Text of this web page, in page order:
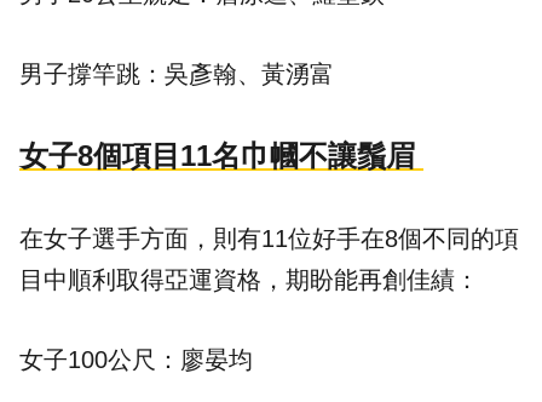
男子撐竿跳：吳彥翰、黃湧富
女子8個項目11名巾幗不讓鬚眉
在女子選手方面，則有11位好手在8個不同的項
目中順利取得亞運資格，期盼能再創佳績：
女子100公尺：廖晏均